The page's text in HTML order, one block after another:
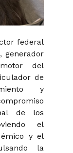
federal
generador
del
de
y
de los
el
y el
la